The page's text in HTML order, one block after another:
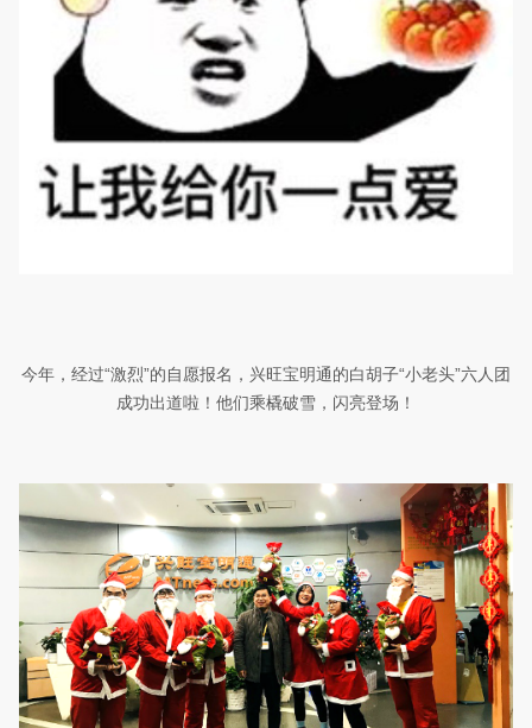
今年，经过“激烈”的自愿报名，兴旺宝明通的白胡子“小老头”六人团
成功出道啦！他们乘橇破雪，闪亮登场！